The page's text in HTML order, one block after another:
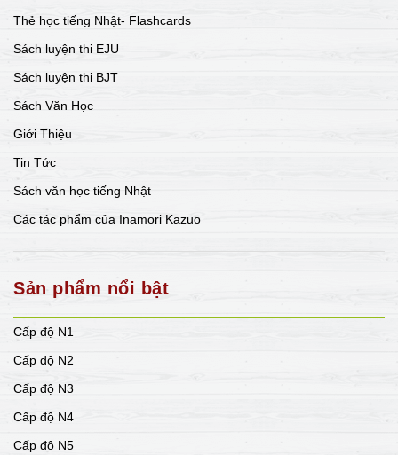
Thẻ học tiếng Nhật- Flashcards
Sách luyện thi EJU
Sách luyện thi BJT
Sách Văn Học
Giới Thiệu
Tin Tức
Sách văn học tiếng Nhật
Các tác phẩm của Inamori Kazuo
Sản phẩm nổi bật
Cấp độ N1
Cấp độ N2
Cấp độ N3
Cấp độ N4
Cấp độ N5